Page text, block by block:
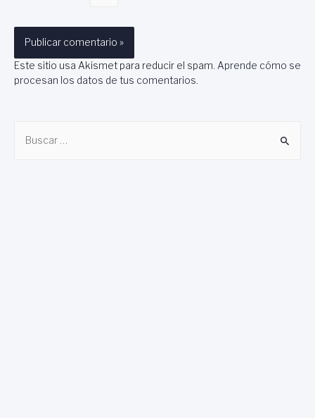
Este sitio usa Akismet para reducir el spam. Aprende cómo se
procesan los datos de tus comentarios.